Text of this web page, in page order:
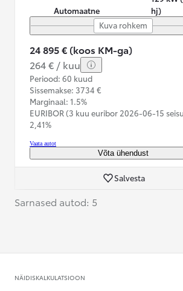
Automaatne
hj)
Kuva rohkem
24 895 € (koos KM-ga)
264 € / kuu
Periood: 60 kuud
Sissemakse: 3734 €
Marginaal: 1.5%
EURIBOR (3 kuu euribor 2026-06-15
2,41%
Vaata autot
Võta ühendust
Salvesta
Sarnased autod: 5
NÄIDISKALKULATSIOON